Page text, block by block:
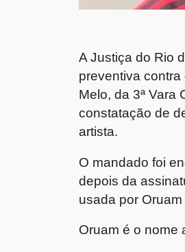
A Justiça do Rio
preventiva
Melo, da 3ª Vara
constatação de
artista.
O mandado foi
depois da
usada por
Oruam é o nome